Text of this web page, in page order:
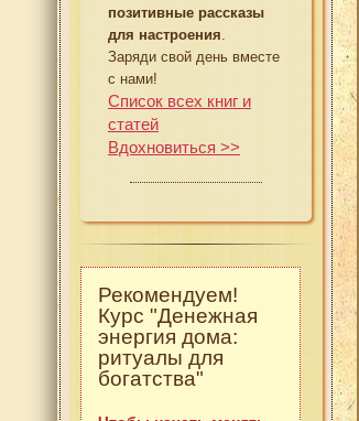
позитивные рассказы
для настроения
Заряди свой день вместе
с нами!
Список всех книг и
статей
Вдохновиться >>
Рекомендуем!
Курс "Денежная
энергия дома:
ритуалы для
богатства"